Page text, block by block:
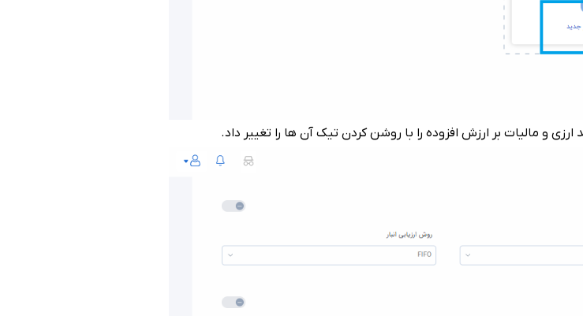
و مالیات بر ارزش افزوده را با روشن کردن تیک آن ها را تغییر داد.